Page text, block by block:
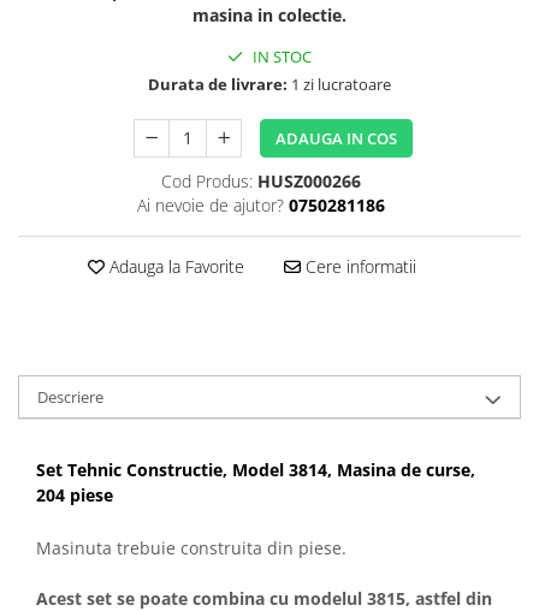
masina in colectie.
IN STOC
Durata de livrare: 1 zi lucratoare
ADAUGA IN COS
Cod Produs: HUSZ000266
Ai nevoie de ajutor? 0750281186
Adauga la Favorite Cere informatii
Descriere
Set Tehnic Constructie, Model 3814, Masina de curse,
204 piese
Masinuta trebuie construita din piese.
Acest set se poate combina cu modelul 3815, astfel din